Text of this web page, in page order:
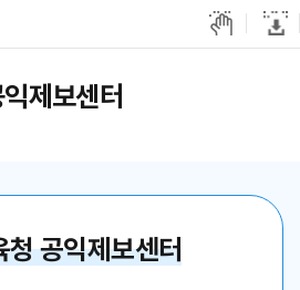
제보센터
공익제보센터